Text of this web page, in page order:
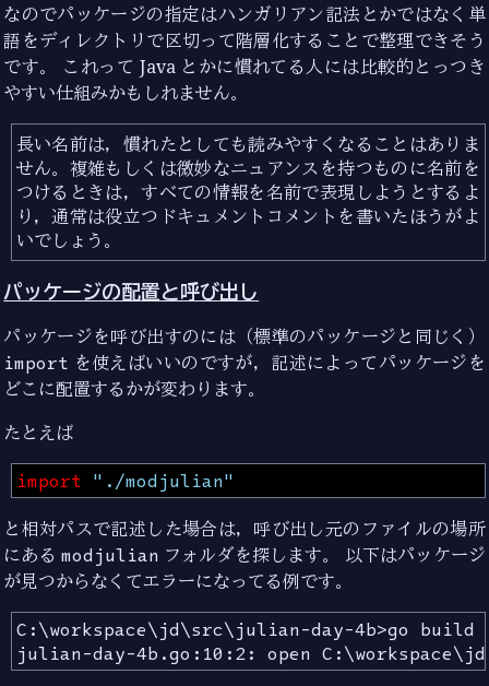
なのでパッケージの指定はハンガリアン記法とかではなく単
語をディレクトリで区切って階層化することで整理できそう
です。 これって Java とかに慣れてる人には比較的とっつき
やすい仕組みかもしれません。
長い名前は，慣れたとしても読みやすくなることはありま
せん。複雑もしくは微妙なニュアンスを持つものに名前を
つけるときは，すべての情報を名前で表現しようとするよ
り，通常は役立つドキュメントコメントを書いたほうがよ
いでしょう。
パッケージの配置と呼び出し
パッケージを呼び出すのには（標準のパッケージと同じく）
import を使えばいいのですが，記述によってパッケージを
どこに配置するかが変わります。
たとえば
import "./modjulian"
と相対パスで記述した場合は，呼び出し元のファイルの場所
にある modjulian フォルダを探します。 以下はパッケージ
が見つからなくてエラーになってる例です。
C:\workspace\jd\src\julian-day-4b>go build